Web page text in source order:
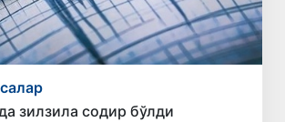
зилзила содир бўлди